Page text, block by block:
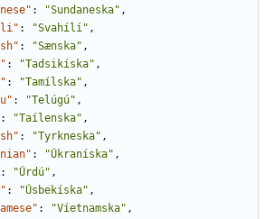
: "Sundaneska" ,
: "Svahílí" ,
: "Sænska" ,
: "Tadsikíska" ,
: "Tamílska" ,
: "Telúgú" ,
: "Taílenska" ,
: "Tyrkneska" ,
: "Úkraníska" ,
: "Úrdú" ,
: "Úsbekíska" ,
: "Víetnamska" ,